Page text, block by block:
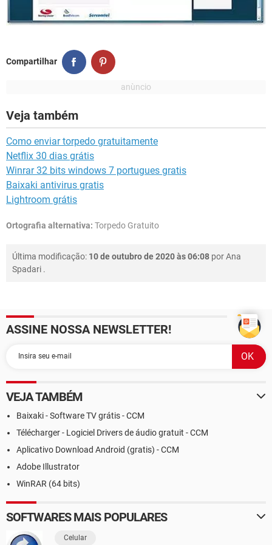
Compartilhar
Veja também
Como enviar torpedo gratuitamente
Netflix 30 dias grátis
Winrar 32 bits windows 7 portugues gratis
Baixaki antivirus gratis
Lightroom grátis
Ortografia alternativa: Torpedo Gratuito
Última modificação: 10 de outubro de 2020 às 06:08 porAna
Spadari .
ASSINE NOSSA NEWSLETTER!
VEJA TAMBÉM
Baixaki - Software TV grátis - CCM
Télécharger - Logiciel Drivers de áudio gratuit - CCM
Aplicativo Download Android (gratis) - CCM
Adobe Illustrator
WinRAR (64 bits)
SOFTWARES MAIS POPULARES
Celular